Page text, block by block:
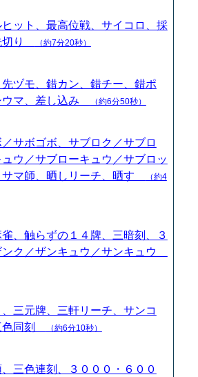
ット、最高位戦、サイコロ、採
切り
（約7分20秒）
ヅモ、錯カン、錯チー、錯ポ
ウマ、差し込み
（約6分50秒）
サボゴボ、サブロク／サブロ
ウ／サブローキュウ／サブロッ
サマ師、晒しリーチ、晒す
（約4
、触らずの１４牌、三暗刻、３
ンク／ザンキュウ／サンキュウ
三元牌、三軒リーチ、サンコ
色同刻
（約6分10秒）
三色連刻、３０００・６００